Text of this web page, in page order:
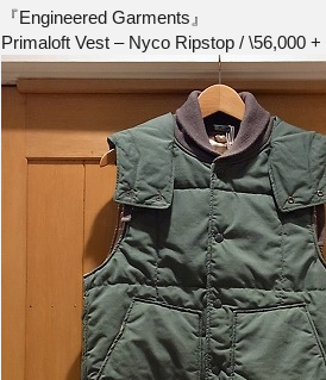
『Engineered Garments』
Primaloft Vest – Nyco Ripstop / \56,000 +